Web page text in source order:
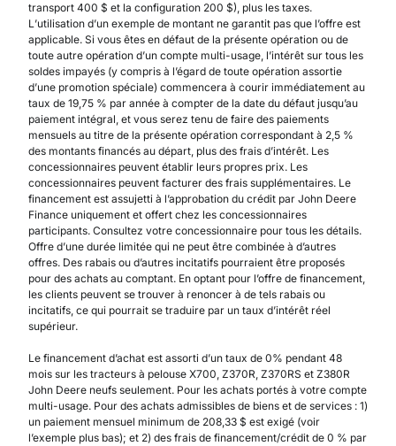
transport 400 $ et la configuration 200 $), plus les taxes.
L’utilisation d’un exemple de montant ne garantit pas que l’offre est
applicable. Si vous êtes en défaut de la présente opération ou de
toute autre opération d’un compte multi-usage, l’intérêt sur tous les
soldes impayés (y compris à l’égard de toute opération assortie
d’une promotion spéciale) commencera à courir immédiatement au
taux de 19,75 % par année à compter de la date du défaut jusqu’au
paiement intégral, et vous serez tenu de faire des paiements
mensuels au titre de la présente opération correspondant à 2,5 %
des montants financés au départ, plus des frais d’intérêt. Les
concessionnaires peuvent établir leurs propres prix. Les
concessionnaires peuvent facturer des frais supplémentaires. Le
financement est assujetti à l’approbation du crédit par John Deere
Finance uniquement et offert chez les concessionnaires
participants. Consultez votre concessionnaire pour tous les détails.
Offre d’une durée limitée qui ne peut être combinée à d’autres
offres. Des rabais ou d’autres incitatifs pourraient être proposés
pour des achats au comptant. En optant pour l’offre de financement,
les clients peuvent se trouver à renoncer à de tels rabais ou
incitatifs, ce qui pourrait se traduire par un taux d’intérêt réel
supérieur.
Le financement d’achat est assorti d’un taux de 0% pendant 48
mois sur les tracteurs à pelouse X700, Z370R, Z370RS et Z380R
John Deere neufs seulement. Pour les achats portés à votre compte
multi-usage. Pour des achats admissibles de biens et de services : 1)
un paiement mensuel minimum de 208,33 $ est exigé (voir
l’exemple plus bas); et 2) des frais de financement/crédit de 0 % par